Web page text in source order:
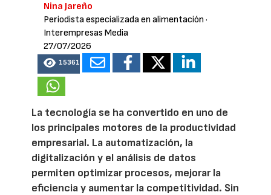
Nina Jareño
Periodista especializada en alimentación ·
Interempresas Media
27/07/2026
15361
La tecnología se ha convertido en uno de
los principales motores de la productividad
empresarial. La automatización, la
digitalización y el análisis de datos
permiten optimizar procesos, mejorar la
eficiencia y aumentar la competitividad. Sin